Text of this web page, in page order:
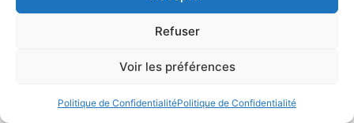
Refuser
Voir les préférences
Politique de ConfidentialitéPolitique de Confidentialité